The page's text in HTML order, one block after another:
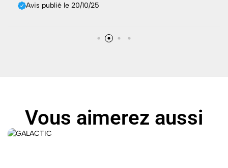
Avis publié le 20/10/25
Vous aimerez aussi